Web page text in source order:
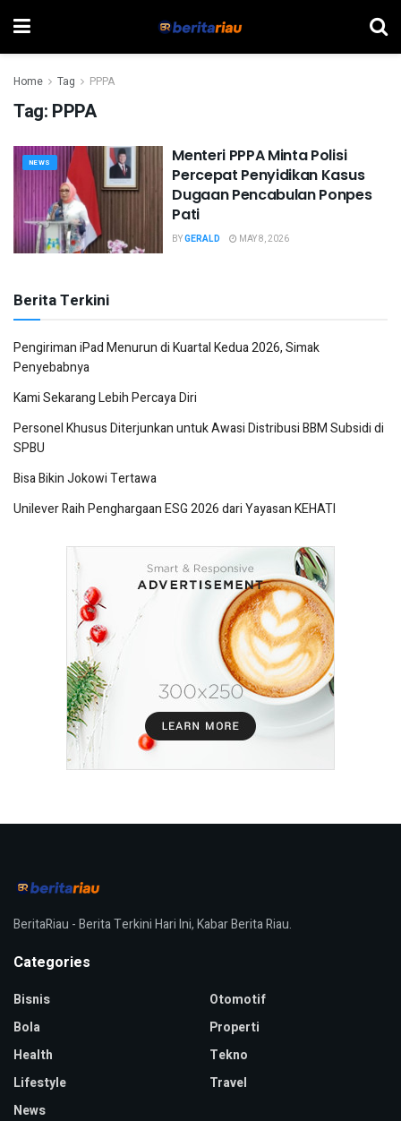
Home Tag PPPA
Tag: PPPA
NEWS
Menteri PPPA Minta Polisi
Percepat Penyidikan Kasus
Dugaan Pencabulan Ponpes
Pati
BYGERALD MAY 8, 2026
Berita Terkini
Pengiriman iPad Menurun di Kuartal Kedua 2026, Simak
Penyebabnya
Kami Sekarang Lebih Percaya Diri
Personel Khusus Diterjunkan untuk Awasi Distribusi BBM Subsidi di
SPBU
Bisa Bikin Jokowi Tertawa
Unilever Raih Penghargaan ESG 2026 dari Yayasan KEHATI
BeritaRiau - Berita Terkini Hari Ini, Kabar Berita Riau.
Categories
Bisnis
Bola
Health
Lifestyle
News
Otomotif
Properti
Tekno
Travel